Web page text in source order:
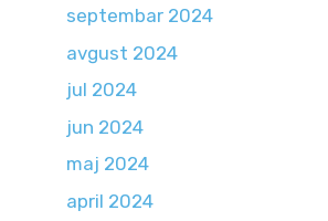
septembar 2024
avgust 2024
jul 2024
jun 2024
maj 2024
april 2024